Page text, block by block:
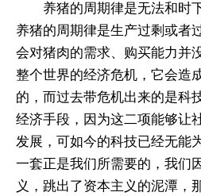
养猪的周期律是无法和时
养猪的周期律是生产过剩或者
会对猪肉的需求、购买能力并
整个世界的经济危机，它会造
的，而过去带危机出来的是科
经济手段，因为这二项能够让
发展，可如今的科技已经无能
一套正是我们所需要的，我们
义，跳出了资本主义的泥潭，